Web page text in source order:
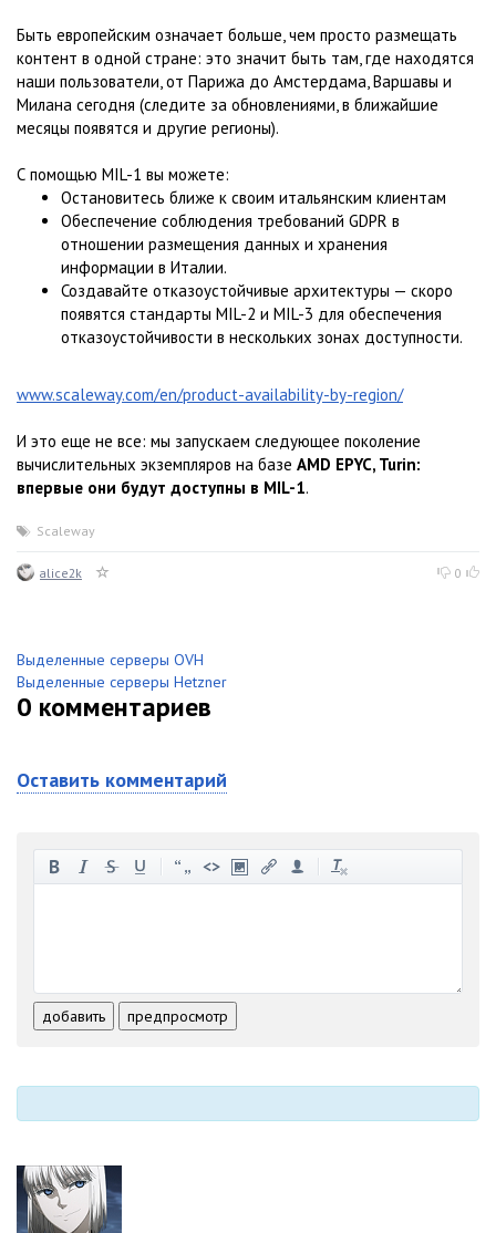
Быть европейским означает больше, чем просто размещать
контент в одной стране: это значит быть там, где находятся
наши пользователи, от Парижа до Амстердама, Варшавы и
Милана сегодня (следите за обновлениями, в ближайшие
месяцы появятся и другие регионы).
С помощью MIL-1 вы можете:
Остановитесь ближе к своим итальянским клиентам
Обеспечение соблюдения требований GDPR в
отношении размещения данных и хранения
информации в Италии.
Создавайте отказоустойчивые архитектуры — скоро
появятся стандарты MIL-2 и MIL-3 для обеспечения
отказоустойчивости в нескольких зонах доступности.
www.scaleway.com/en/product-availability-by-region/
И это еще не все: мы запускаем следующее поколение
вычислительных экземпляров на базе AMD EPYC, Turin:
впервые они будут доступны в MIL-1.
Scaleway
alice2k 0
Выделенные серверы OVH
Выделенные серверы Hetzner
0 комментариев
Оставить комментарий
-
-
-
добавить предпросмотр